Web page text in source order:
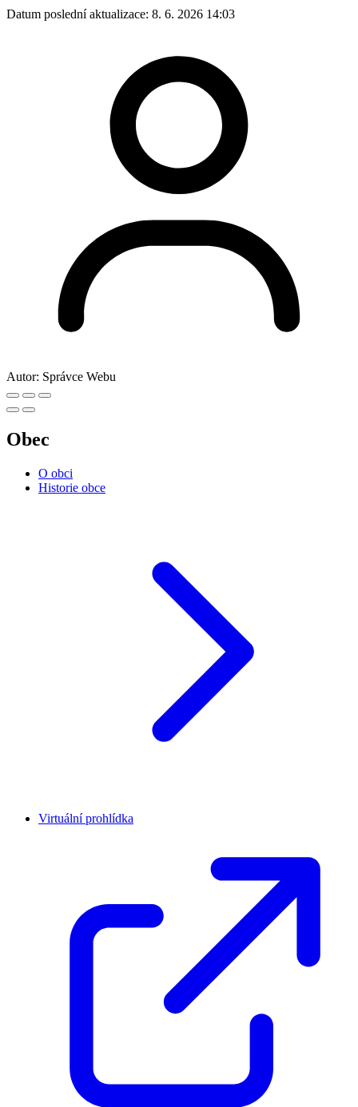
Datum poslední aktualizace: 8. 6. 2026 14:03
Autor: Správce Webu
Obec
O obci
Historie obce
Virtuální prohlídka